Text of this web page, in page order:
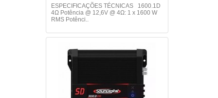
ESPECIFICAÇÕES TÉCNICAS 1600.1D
4Ω Potência @ 12,6V @ 4Ω: 1 x 1600 W
RMS Potênci..